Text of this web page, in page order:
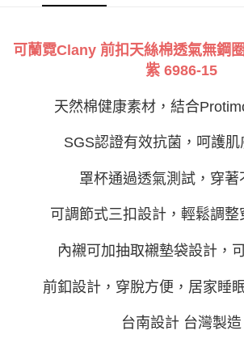
後付繳納相關費用。
※ 交易是否成功請以「AFTEE先享後付 」之結帳頁
是否繳費成功／繳費後需取消欲退款等相關疑問，請
１．透過由恩沛科技股份有限公司提供之「AFTEE
易，需依本服務之必要範圍內提供個人資料，並將交
２．關於個人資料處理事宜，請瀏覽以下網址：
３．未成年的使用者請事先徵得法定代理人或監護
「AFTEE先享後付」，若未經同意申辦者引起之損
４．使用「AFTEE先享後付」時，將依據個別帳號
請求用戶進行身份認證。
５．嚴禁一人註冊多個帳號或使用他人資訊註冊。若
7-11付款取貨
付款後7-11取貨
每筆NT$90，滿NT$1,000(含以上)免運費
可蘭霓Clany 前扣天絲棉透氣無鋼
紫 6986-15
天然棉健康素材，結合
SGS認證有效抗菌，呵護
罩杯通過透氣測試，穿著
可調節式三扣設計，輕鬆調整
內襯可加抽取襯墊袋設計，
前釦設計，穿脫方便，居家睡
台南設計 台灣製造